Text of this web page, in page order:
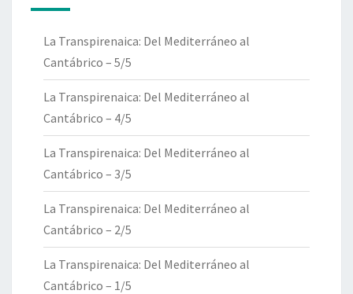
La Transpirenaica: Del Mediterráneo al
Cantábrico – 5/5
La Transpirenaica: Del Mediterráneo al
Cantábrico – 4/5
La Transpirenaica: Del Mediterráneo al
Cantábrico – 3/5
La Transpirenaica: Del Mediterráneo al
Cantábrico – 2/5
La Transpirenaica: Del Mediterráneo al
Cantábrico – 1/5